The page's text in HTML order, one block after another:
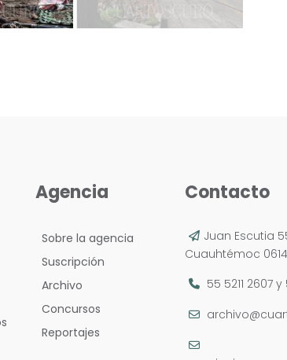
Agencia
Sobre la agencia
Suscripción
Archivo
Concursos
Reportajes
Contacto
Juan Escutia
Cuauhtémoc
55 5211 2607y